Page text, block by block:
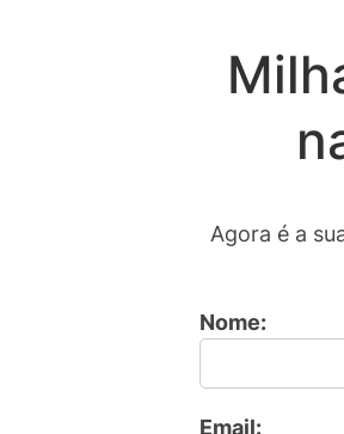
Agora é a
Nome:
Email: